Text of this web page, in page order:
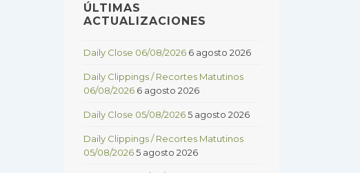
ÚLTIMAS
ACTUALIZACIONES
Daily Close 06/08/2026 6 agosto 2026
Daily Clippings / Recortes Matutinos
06/08/2026 6 agosto 2026
Daily Close 05/08/20265 agosto 2026
Daily Clippings / Recortes Matutinos
05/08/20265 agosto 2026